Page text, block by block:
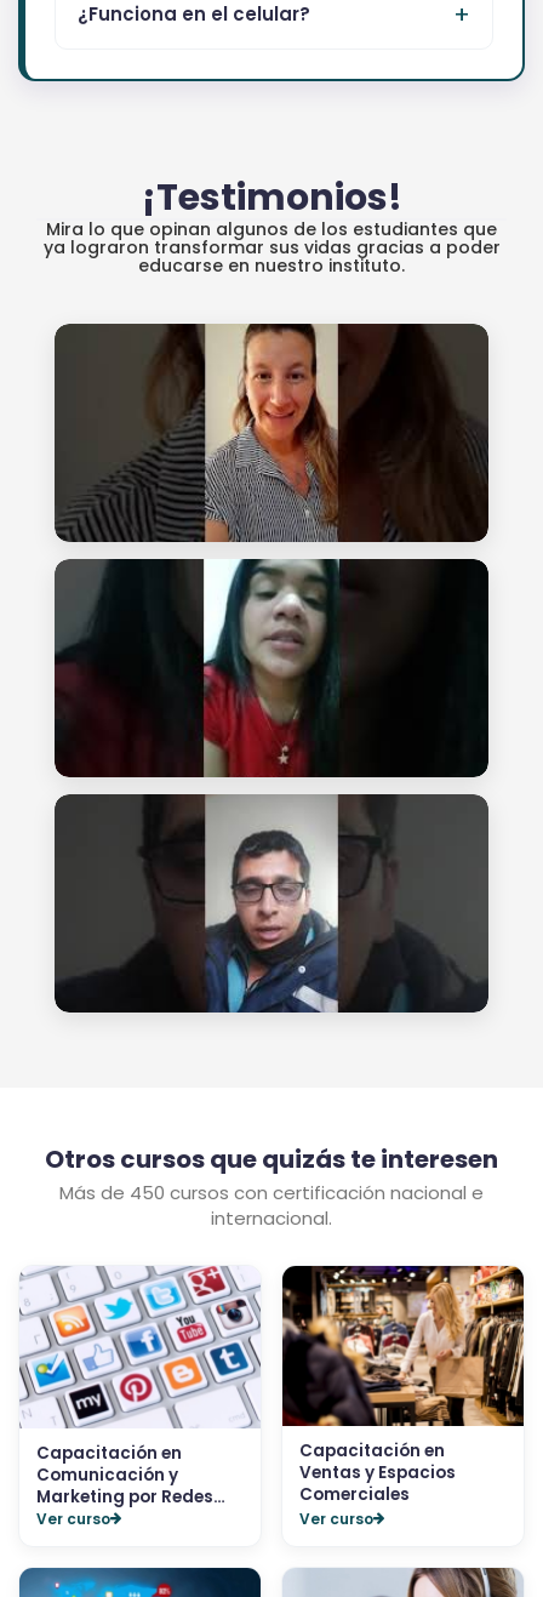
¿Funciona en el celular?
¡Testimonios!
Mira lo que opinan algunos de los estudiantes que
ya lograron transformar sus vidas gracias a poder
educarse en nuestro instituto.
Otros cursos que quizás te interesen
Más de 450 cursos con certificación nacional e
internacional.
Capacitación en
Comunicación y
Marketing por Redes
Socia...
Ver curso
Capacitación en
Ventas y Espacios
Comerciales
Ver curso